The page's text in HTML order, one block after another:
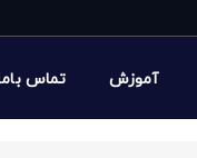
آموزش تماس